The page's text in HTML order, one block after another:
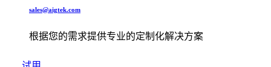
sales@aigtek.com
根据您的需求提供专业的定制化解决方案